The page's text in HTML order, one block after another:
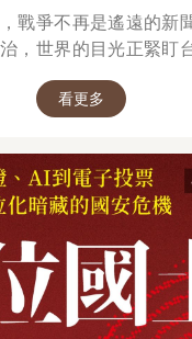
戰爭不再是遙遠的新
，世界的目光正緊盯
看更多